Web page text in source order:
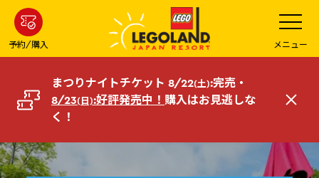
ン
コ
へ
予約/購入
メ
ニ
ュ
ー
を
開
メニュー
まつりナイトチケット 8/22(土):完売・
8/23(日):好評発売中！ 購入はお見逃しな
く！
閉